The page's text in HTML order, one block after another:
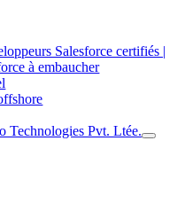
Salesforce certifiés |
à embaucher
Technologies Pvt. Ltée.